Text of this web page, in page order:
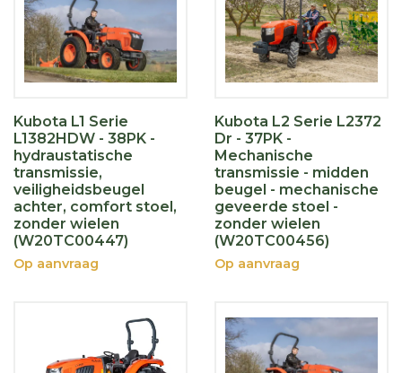
Kubota L1 Serie
L1382HDW - 38PK -
hydraustatische
transmissie,
veiligheidsbeugel
achter, comfort stoel,
zonder wielen
(W20TC00447)
Op aanvraag
Kubota L2 Serie L2372
Dr - 37PK -
Mechanische
transmissie - midden
beugel - mechanische
geveerde stoel -
zonder wielen
(W20TC00456)
Op aanvraag